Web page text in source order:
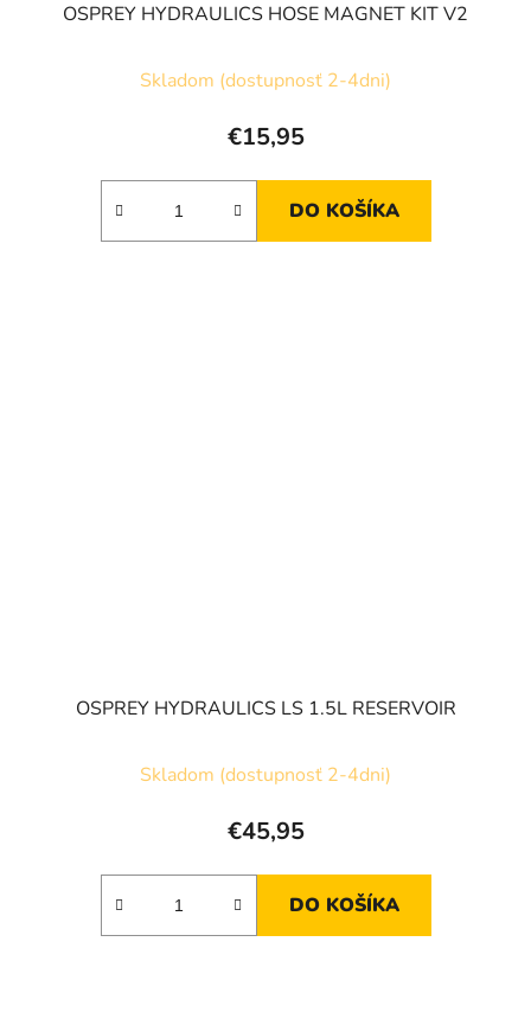
OSPREY HYDRAULICS HOSE MAGNET KIT V2
Skladom (dostupnosť 2-4dni)
€15,95
DO KOŠÍKA
OSPREY HYDRAULICS LS 1.5L RESERVOIR
Skladom (dostupnosť 2-4dni)
€45,95
DO KOŠÍKA